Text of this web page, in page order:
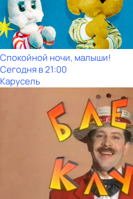
Спокойной ночи, малыши!
Сегодня в 21:00
Карусель